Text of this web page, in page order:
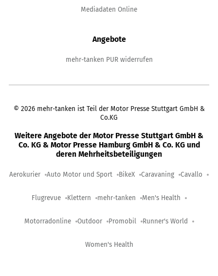
Mediadaten Online
Angebote
mehr-tanken PUR widerrufen
© 2026 mehr-tanken ist Teil der Motor Presse Stuttgart GmbH &
Co.KG
Weitere Angebote der Motor Presse Stuttgart GmbH &
Co. KG & Motor Presse Hamburg GmbH & Co. KG und
deren Mehrheitsbeteiligungen
Aerokurier Auto Motor und Sport BikeX Caravaning Cavallo
Flugrevue Klettern mehr-tanken Men's Health
Motorradonline Outdoor Promobil Runner's World
Women's Health